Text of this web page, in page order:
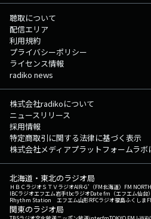
聴取について
配信エリア
利用規約
プライバシーポリシー
ライセンス情報
radiko news
株式会社radikoについて
ニュースリリース
採用情報
特定商取引に関する法律に基づく表示
株式会社メディアプラットフォームラボ
北海道・東北のラジオ局
ＨＢＣラジオＳＴＶラジオAIR-G'（FM北海道） FM
IBCラジオエフエム岩手tbcラジオDate fm（エフエム仙台）
Rhythm Station エフエム山形RFCラジオ福島ふくしま
関東のラジオ局